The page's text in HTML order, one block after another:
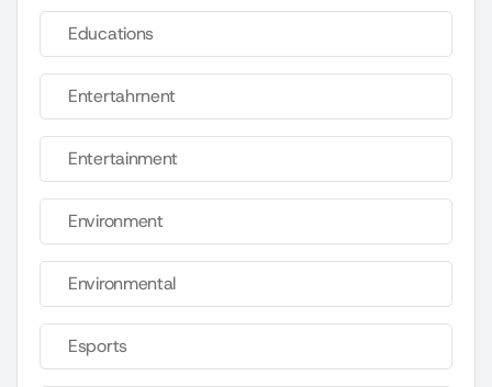
Educations
Entertahrnent
Entertainment
Environment
Environmental
Esports